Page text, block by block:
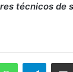
técnicos de
WhatsApp